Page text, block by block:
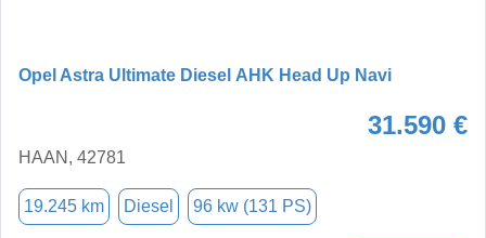
Opel Astra Ultimate Diesel AHK Head Up Navi
31.590 €
HAAN, 42781
19.245 km Diesel 96 kw (131 PS)